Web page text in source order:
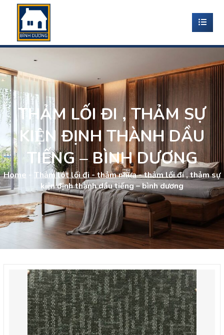
THẢM LỐI ĐI , THẢM SỰ
KIỆN ĐỊNH THÀNH DẦU
TIẾNG – BÌNH DƯƠNG
Home - Thảm lót lối đi - thảm nhựa-thảm lối đi , thảm sự
kiện định thành dầu tiếng – bình dương